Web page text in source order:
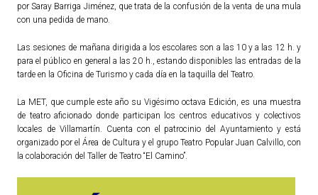
por Saray Barriga Jiménez, que trata de la confusión de la venta de una mula
con una pedida de mano.
Las sesiones de mañana dirigida a los escolares son a las 10 y a las 12 h. y
para el público en general a las 20 h., estando disponibles las entradas de la
tarde en la Oficina de Turismo y cada día en la taquilla del Teatro.
La MET, que cumple este año su Vigésimo octava Edición, es una muestra
de teatro aficionado donde participan los centros educativos y colectivos
locales de Villamartín. Cuenta con el patrocinio del Ayuntamiento y está
organizado por el Área de Cultura y el grupo Teatro Popular Juan Calvillo, con
la colaboración del Taller de Teatro “El Camino”.